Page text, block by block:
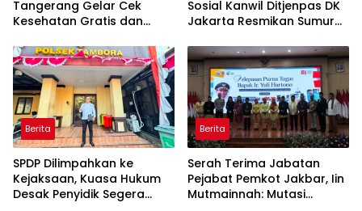
Tangerang Gelar Cek
Kesehatan Gratis dan
DNA bagi Petugas dan
Warga Binaan
Sosial Kanwil Ditjenpas DK
Jakarta Resmikan Sumur
Berita
SPDP Dilimpahkan ke
Kejaksaan, Kuasa Hukum
Desak Penyidik Segera
Berita
Serah Terima Jabatan
Pejabat Pemkot Jakbar, Iin
Mutmainnah: Mutasi